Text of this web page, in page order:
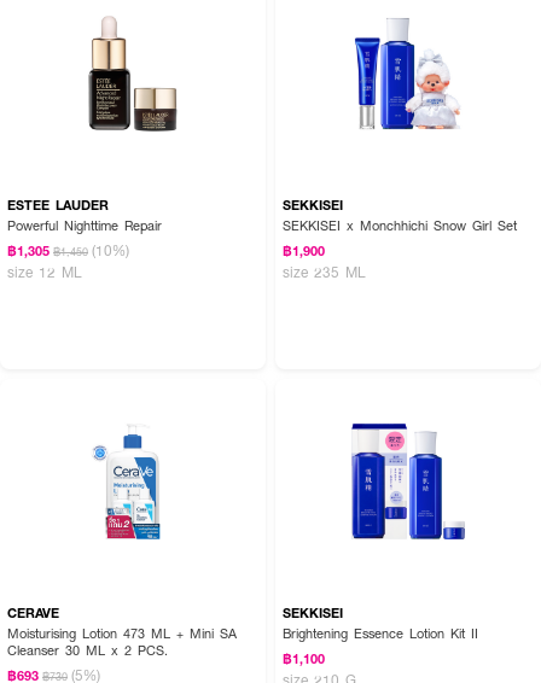
ESTEE LAUDER
Powerful Nighttime Repair
฿1,305 ฿1,450 (10%)
size 12 ML
SEKKISEI
SEKKISEI x Monchhichi Snow Girl Set
฿1,900
size 235 ML
CERAVE
Moisturising Lotion 473 ML + Mini SA
Cleanser 30 ML x 2 PCS.
฿693 ฿730 (5%)
SEKKISEI
Brightening Essence Lotion Kit II
฿1,100
size 210 G